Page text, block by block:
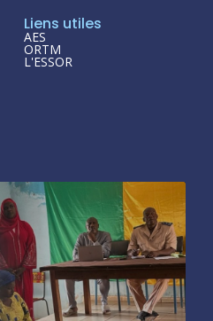
Liens utiles
AES
ORTM
L'ESSOR